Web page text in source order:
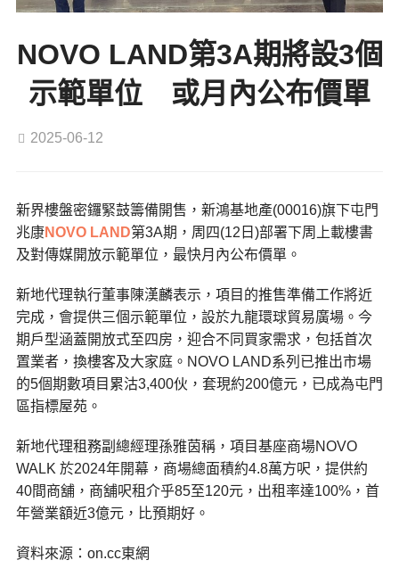
NOVO LAND第3A期將設3個
示範單位 或月內公布價單
2025-06-12
新界樓盤密鑼緊鼓籌備開售，新鴻基地產(00016)旗下屯門
兆康NOVO LAND第3A期，周四(12日)部署下周上載樓書
及對傳媒開放示範單位，最快月內公布價單。
新地代理執行董事陳漢麟表示，項目的推售準備工作將近
完成，會提供三個示範單位，設於九龍環球貿易廣場。今
期戶型涵蓋開放式至四房，迎合不同買家需求，包括首次
置業者，換樓客及大家庭。NOVO LAND系列已推出市場
的5個期數項目累沽3,400伙，套現約200億元，已成為屯門
區指標屋苑。
新地代理租務副總經理孫雅茵稱，項目基座商場NOVO
WALK 於2024年開幕，商場總面積約4.8萬方呎，提供約
40間商舖，商舖呎租介乎85至120元，出租率達100%，首
年營業額近3億元，比預期好。
資料來源：on.cc東網